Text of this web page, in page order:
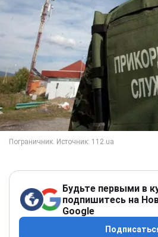
Будьте первыми в
подпишитесь на
Google